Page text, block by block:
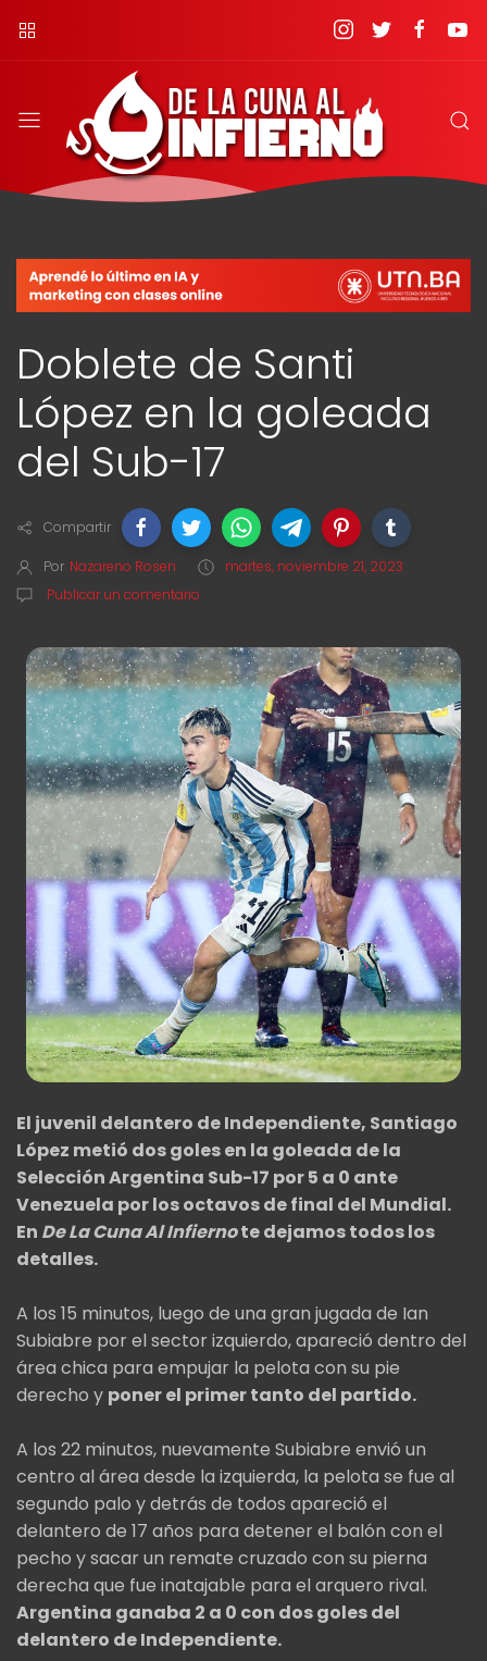
Doblete de Santi
López en la goleada
del Sub-17
Compartir
Por Nazareno Rosen
martes, noviembre 21, 2023
Publicar un comentario
El juvenil delantero de Independiente, Santiago
López metió dos goles en la goleada de la
Selección Argentina Sub-17 por 5 a 0 ante
Venezuela por los octavos de final del Mundial.
En De La Cuna Al Infiernote dejamos todos los
detalles.
A los 15 minutos, luego de una gran jugada de Ian
Subiabre por el sector izquierdo, apareció dentro del
área chica para empujar la pelota con su pie
derecho y poner el primer tanto del partido.
A los 22 minutos, nuevamente Subiabre envió un
centro al área desde la izquierda, la pelota se fue al
segundo palo y detrás de todos apareció el
delantero de 17 años para detener el balón con el
pecho y sacar un remate cruzado con su pierna
derecha que fue inatajable para el arquero rival.
Argentina ganaba 2 a 0 con dos goles del
delantero de Independiente.